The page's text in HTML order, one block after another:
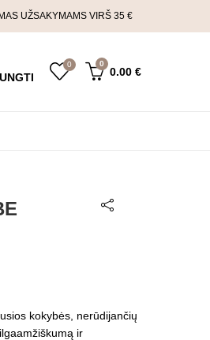
UŽSAKYMAMS VIRŠ 35 €
0 0
0.00 €
kokybės, nerūdijančių
ir